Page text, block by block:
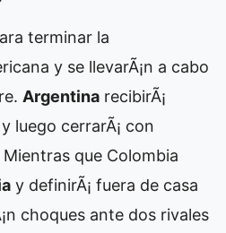
terminar la
y se llevarÃ¡n a cabo
Argentina recibirÃ¡
y luego cerrarÃ¡ con
que Colombia
y definirÃ¡ fuera de casa
choques ante dos rivales